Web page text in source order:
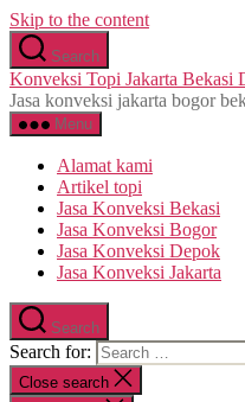
Skip to the content
Search
Konveksi Topi Jakarta Bekasi
Jasa konveksi jakarta bogor
Menu
Alamat kami
Artikel topi
Jasa Konveksi Bekasi
Jasa Konveksi Bogor
Jasa Konveksi Depok
Jasa Konveksi Jakarta
Search
Search for:
Close search